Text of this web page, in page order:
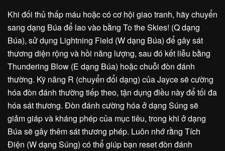
Khi đối thủ thấp máu hoặc có cơ hội giao tranh, hãy chuyển
sang dạng Búa để lao vào bằng To the Skies! (Q dạng
Búa), sử dụng Lightning Field (W dạng Búa) để gây sát
thương diện rộng và hồi năng lượng, sau đó kết liễu bằng
Thundering Blow (E dạng Búa) hoặc chuỗi đòn đánh
thường. Kỹ năng R (chuyển đổi dạng) của Jayce sẽ cường
hóa đòn đánh thường tiếp theo, tận dụng điều này để tối đa
hóa sát thương. Đòn đánh cường hóa ở dạng Súng sẽ
giảm giáp và kháng phép của mục tiêu, trong khi ở dạng
Búa sẽ gây thêm sát thương phép. Luôn nhớ rằng Tích
Điện (W dạng Súng) có thể giúp bạn reset đòn đánh